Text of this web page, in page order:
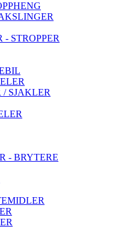
- STROPPER
SJAKLER
- BRYTERE